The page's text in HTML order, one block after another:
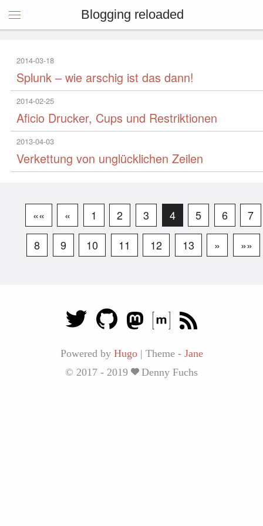
Blogging reloaded
2014-03-18
Splunk – wie arschig ist das dann!
2014-02-25
Aficio Drucker, Cups und Restriktionen
2013-04-03
Verkettung von unglücklichen Zeilen
«« « 1 2 3 4 5 6
7
8
9 10 11 12 13 » »»
Powered by Hugo | Theme - Jane
© 2017 - 2019
Denny Fuchs